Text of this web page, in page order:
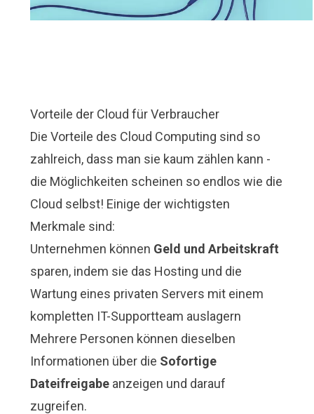
Vorteile der Cloud für Verbraucher
Die Vorteile des Cloud Computing sind so
zahlreich, dass man sie kaum zählen kann -
die Möglichkeiten scheinen so endlos wie die
Cloud selbst! Einige der wichtigsten
Merkmale sind:
Unternehmen können Geld und Arbeitskraft
sparen, indem sie das Hosting und die
Wartung eines privaten Servers mit einem
kompletten IT-Supportteam auslagern
Mehrere Personen können dieselben
Informationen über die Sofortige
Dateifreigabeanzeigen und darauf
zugreifen.